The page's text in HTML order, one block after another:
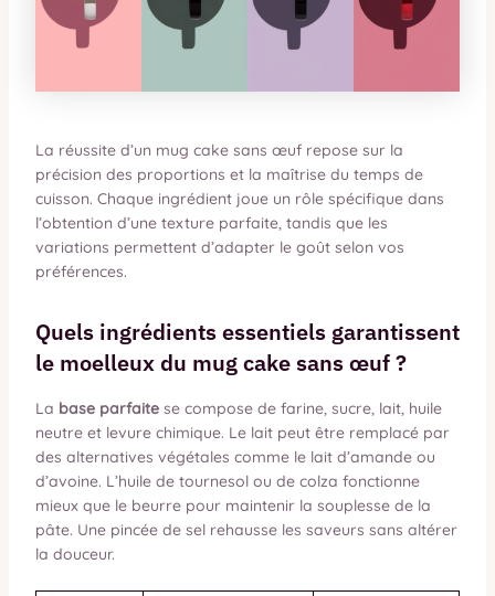
La réussite d’un mug cake sans œuf repose sur la
précision des proportions et la maîtrise du temps de
cuisson. Chaque ingrédient joue un rôle spécifique dans
l’obtention d’une texture parfaite, tandis que les
variations permettent d’adapter le goût selon vos
préférences.
Quels ingrédients essentiels garantissent
le moelleux du mug cake sans œuf ?
La base parfaitese compose de farine, sucre, lait, huile
neutre et levure chimique. Le lait peut être remplacé par
des alternatives végétales comme le lait d’amande ou
d’avoine. L’huile de tournesol ou de colza fonctionne
mieux que le beurre pour maintenir la souplesse de la
pâte. Une pincée de sel rehausse les saveurs sans altérer
la douceur.